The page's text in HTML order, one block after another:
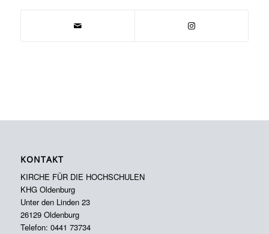
KONTAKT
KIRCHE FÜR DIE HOCHSCHULEN
KHG Oldenburg
Unter den Linden 23
26129 Oldenburg
Telefon: 0441 73734